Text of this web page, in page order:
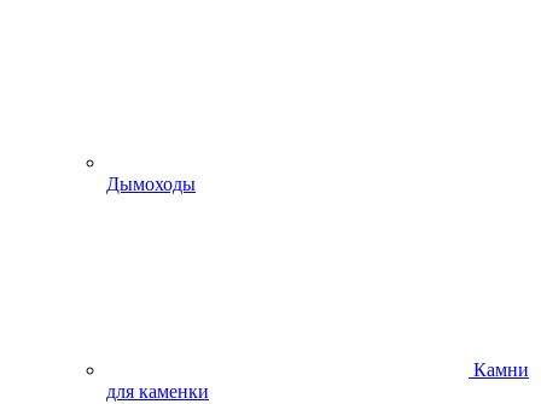
Дымоходы
Камни
для каменки